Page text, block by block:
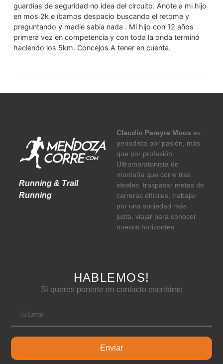
guardias de seguridad no idea del circuito. Anote a mi hijo
en mos 2k e íbamos despacio buscando el retome y
preguntando y madie sabia nada . Mi hijo con 12 años
primera vez en competencia y con toda la onda terminó
haciendo los 5km. Concejos A tener en cuenta.
Running & Trail
Running
Claudio Pereyra Moos es
periodista por pasión, más
que por profesión.
Ultramaratonista de
montaña que corre tras
ideales: traspasar metas de
carreras difíciles, trabajar
por una sociedad más
justa, viajar para conocer
nuevos horizontes
HABLEMOS!
Si queres ponerte en contacto escribime
Enviar